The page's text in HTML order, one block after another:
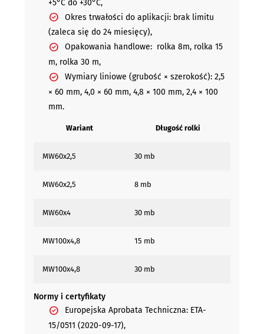
+5°C do +30°C,
Okres trwałości do aplikacji: brak limitu
(zaleca się do 24 miesięcy),
Opakowania handlowe: rolka 8m, rolka 15
m, rolka 30 m,
Wymiary liniowe (grubość × szerokość): 2,5
× 60 mm, 4,0 × 60 mm, 4,8 × 100 mm, 2,4 × 100
mm.
Wariant Długość rolki
MW60x2,5 30 mb
MW60x2,5 8 mb
MW60x4 30 mb
MW100x4,8 15 mb
MW100x4,8 30 mb
Normy i certyfikaty
Europejska Aprobata Techniczna: ETA-
15/0511 (2020-09-17),